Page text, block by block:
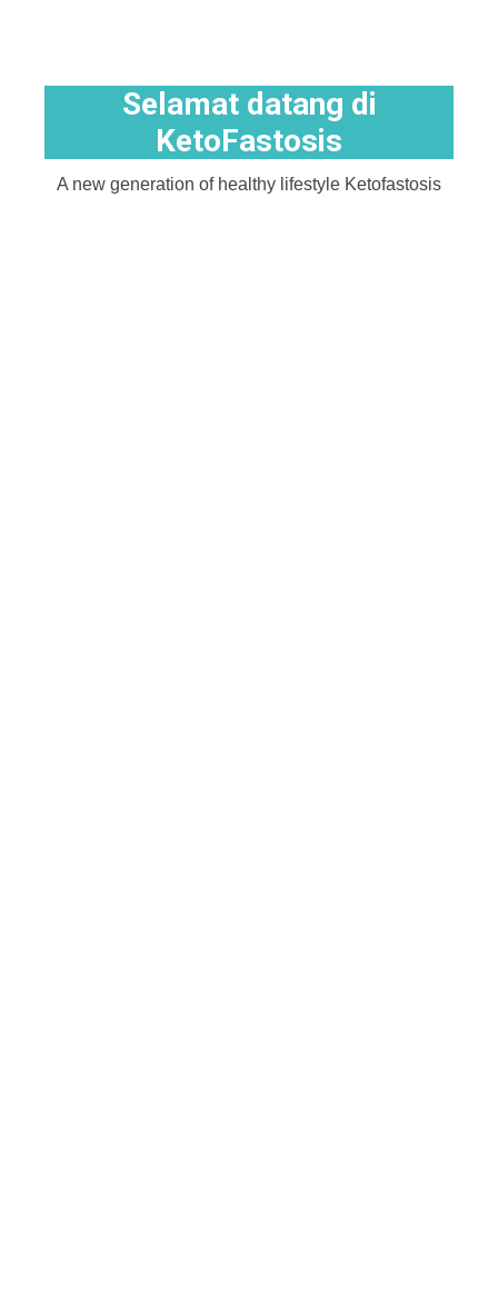
Selamat datang di
KetoFastosis
A new generation of healthy lifestyle Ketofastosis